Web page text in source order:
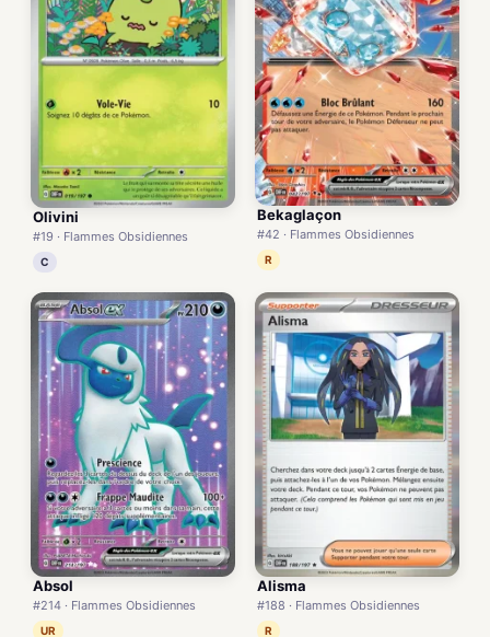
Olivini
#19 · Flammes Obsidiennes
C
Bekaglaçon
#42 · Flammes Obsidiennes
R
Absol
#214 · Flammes Obsidiennes
UR
Alisma
#188 · Flammes Obsidiennes
R